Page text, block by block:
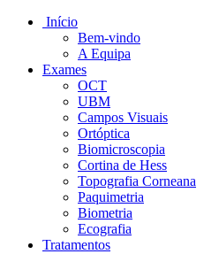
Início
Bem-vindo
A Equipa
Exames
OCT
UBM
Campos Visuais
Ortóptica
Biomicroscopia
Cortina de Hess
Topografia Corneana
Paquimetria
Biometria
Ecografia
Tratamentos